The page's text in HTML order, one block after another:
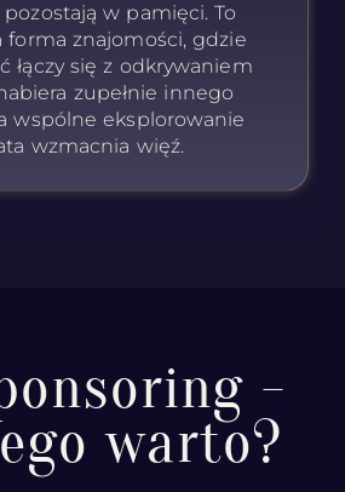
pozostają w pamięci. To
forma znajomości, gdzie
łączy się z odkrywaniem
zupełnie innego
wspólne eksplorowanie
wzmacnia więź.
-
warto?